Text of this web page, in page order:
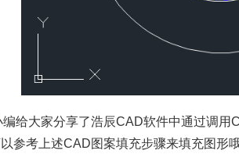
编给大家分享了浩辰CAD软件中通过调用
参考上述CAD图案填充步骤来填充图形